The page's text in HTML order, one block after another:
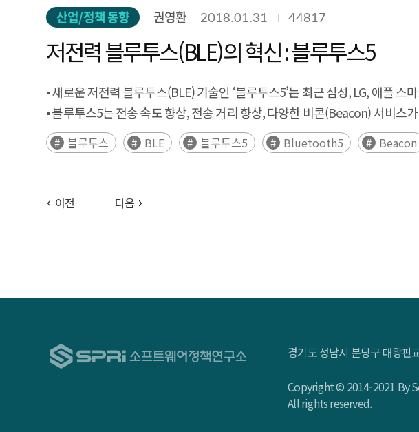
산업/정책 동향 권영환 2018.01.31 44817
저전력 블루투스(BLE)의 혁신 : 블루투스5
▪ 새로운 저전력 블루투스(BLE) 기술인 ‘블루투스5’는 최근 삼성, LG, 애플 스
▪ 블루투스5는 전송 속도 향상, 전송 거리 향상, 다양한 비콘(Beacon) 서비
블루투스 BLE 블루투스5 Bluetooth5 Beacon
이전 다음
경기도 성남시 분당구 대왕
Copyright © 2014-2021 By
All rights reserved.